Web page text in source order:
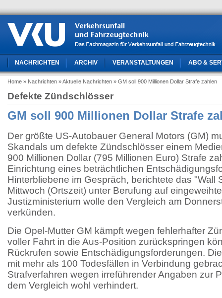
NACHRICHTEN ARCHIV VERANSTALTUNGEN ABO &
Home » Nachrichten » Aktuelle Nachrichten » GM soll 900 Millionen Dollar Strafe zahlen
Defekte Zündschlösser
GM soll 900 Millionen Dollar Strafe
Der größte US-Autobauer General Motors (GM)
Skandals um defekte Zündschlösser einem
900 Millionen Dollar (795 Millionen Euro) Strafe
Einrichtung eines beträchtlichen
Hinterbliebene im Gespräch, berichtete das "Wall
Mittwoch (Ortszeit) unter Berufung auf
Justizministerium wolle den Vergleich am
verkünden.
Die Opel-Mutter GM kämpft wegen fehlerhafter
voller Fahrt in die Aus-Position zurückspringen
Rückrufen sowie Entschädigungsforderungen.
mit mehr als 100 Todesfällen in Verbindung
Strafverfahren wegen irreführender Angaben zur
dem Vergleich wohl verhindert.